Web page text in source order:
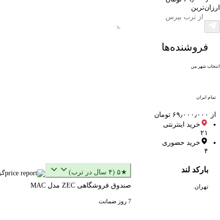
ارزان‌ترین
فروشنده‌ها
انتخاب شهر من
تمام ایران
از ۶۹٫۰۰۰٫۰۰۰ تومان
خرید اینترنتی
۲۱
خرید حضوری
۴
بارکد لند
تهران
★۵ (۴ سال در ترب)
صندوق فروشگاهی ZEC مدل MAC
7 روز ضمانت